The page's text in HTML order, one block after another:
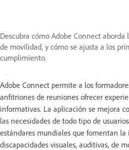
Descubra cómo Adobe Connect aborda
de movilidad, y cómo se ajusta a los
cumplimiento.
Adobe Connect permite a los
anfitriones de reuniones ofrecer
informativas. La aplicación se mejora
las necesidades de todo tipo de
estándares mundiales que fomentan la
discapacidades visuales, auditivas, de